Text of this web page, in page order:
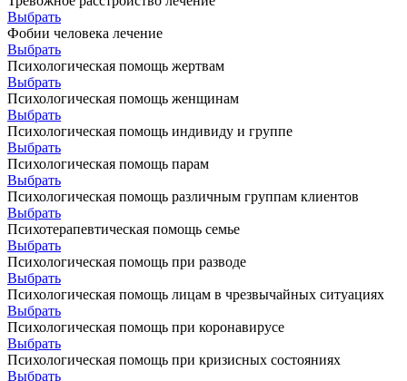
Выбрать
Фобии человека лечение
Выбрать
Психологическая помощь жертвам
Выбрать
Психологическая помощь женщинам
Выбрать
Психологическая помощь индивиду и группе
Выбрать
Психологическая помощь парам
Выбрать
Психологическая помощь различным группам клиентов
Выбрать
Психотерапевтическая помощь семье
Выбрать
Психологическая помощь при разводе
Выбрать
Психологическая помощь лицам в чрезвычайных ситуациях
Выбрать
Психологическая помощь при коронавирусе
Выбрать
Психологическая помощь при кризисных состояниях
Выбрать